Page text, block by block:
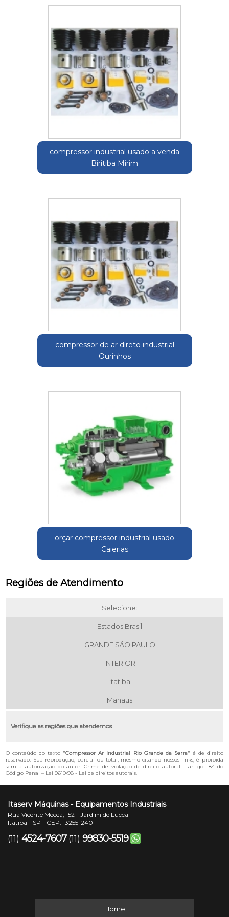
compressor industrial usado a venda
Biritiba Mirim
compressor de ar direto industrial
Ourinhos
orçar compressor industrial usado
Caierias
Regiões de Atendimento
Selecione:
Estados Brasil
GRANDE SÃO PAULO
INTERIOR
Itatiba
Manaus
Verifique as regiões que atendemos
O conteúdo do texto "Compressor Ar Industrial Rio Grande da Serra" é de direito
reservado. Sua reprodução, parcial ou total, mesmo citando nossos links, é proibida
sem a autorização do autor. Crime de violação de direito autoral – artigo 184 do
Código Penal – Lei 9610/98 - Lei de direitos autorais.
Itaserv Máquinas - Equipamentos Industriais
Rua Vicente Mecca, 152 - Jardim de Lucca
Itatiba - SP - CEP: 13255-240
(11) 4524-7607 (11) 99830-5519
Home